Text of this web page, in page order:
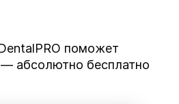
поможет
абсолютно бесплатно